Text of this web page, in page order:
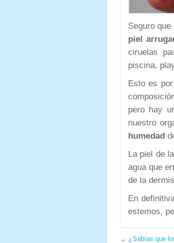
Seguro
piel
ciruelas
piscina,
Esto es
pero hay
nuestro
humedad
La piel de
agua que
de la
En
estemos,
← ¿Sabías que